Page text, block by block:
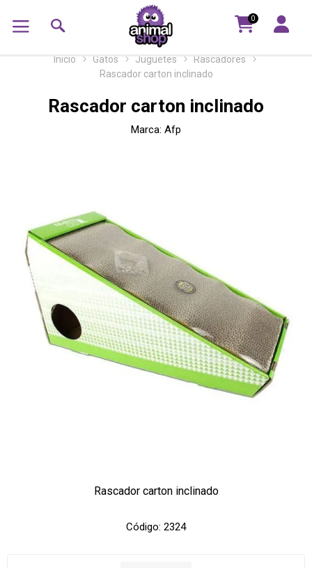
0
Inicio Gatos Juguetes
Rascadores
Rascador carton inclinado
Rascador carton inclinado
Marca: Afp
Rascador carton inclinado
Código: 2324